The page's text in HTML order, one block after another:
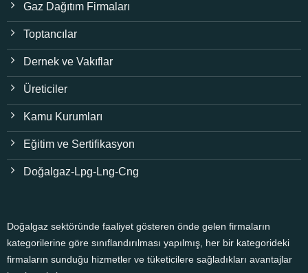
Gaz Dağıtım Firmaları
Toptancılar
Dernek ve Vakıflar
Üreticiler
Kamu Kurumları
Eğitim ve Sertifikasyon
Doğalgaz-Lpg-Lng-Cng
Doğalgaz sektöründe faaliyet gösteren önde gelen firmaların
kategorilerine göre sınıflandırılması yapılmış, her bir kategorideki
firmaların sunduğu hizmetler ve tüketicilere sağladıkları avantajlar